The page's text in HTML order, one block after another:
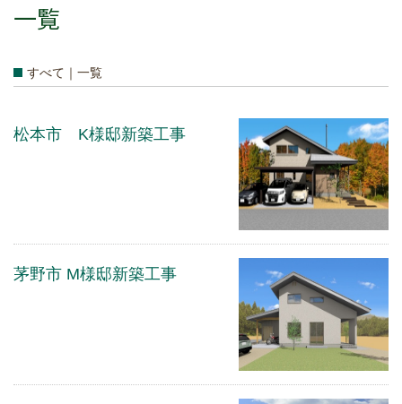
一覧
すべて｜一覧
松本市 K様邸新築工事
茅野市 M様邸新築工事